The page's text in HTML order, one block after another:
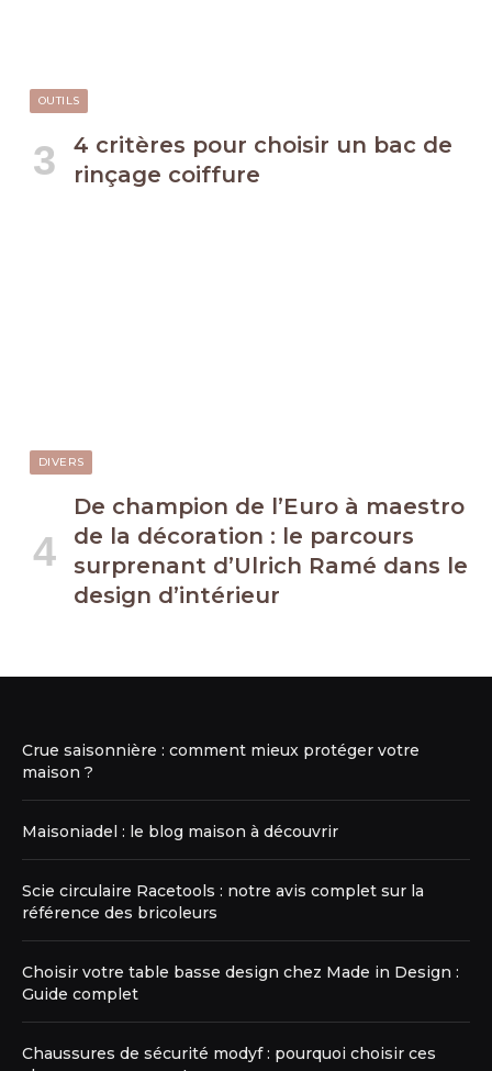
OUTILS
4 critères pour choisir un bac de
rinçage coiffure
DIVERS
De champion de l’Euro à maestro
de la décoration : le parcours
surprenant d’Ulrich Ramé dans le
design d’intérieur
Crue saisonnière : comment mieux protéger votre
maison ?
Maisoniadel : le blog maison à découvrir
Scie circulaire Racetools : notre avis complet sur la
référence des bricoleurs
Choisir votre table basse design chez Made in Design :
Guide complet
Chaussures de sécurité modyf : pourquoi choisir ces